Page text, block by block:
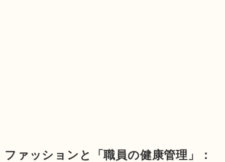
ファッションと「職員の健康管理」：